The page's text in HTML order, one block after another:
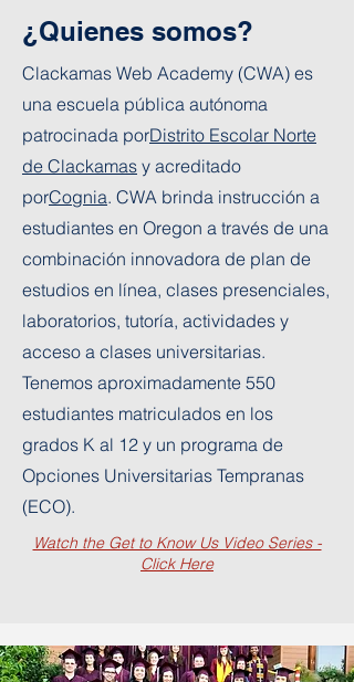
¿Quienes somos?
Clackamas Web Academy (CWA) es
una escuela pública autónoma
patrocinada porDistrito Escolar Norte
de Clackamas y acreditado
porCognia. CWA brinda instrucción a
estudiantes en Oregon a través de una
combinación innovadora de plan de
estudios en línea, clases presenciales,
laboratorios, tutoría, actividades y
acceso a clases universitarias.
Tenemos aproximadamente 550
estudiantes matriculados en los
grados K al 12 y un programa de
Opciones Universitarias Tempranas
(ECO).
Watch the Get to Know Us Video Series -
Click Here